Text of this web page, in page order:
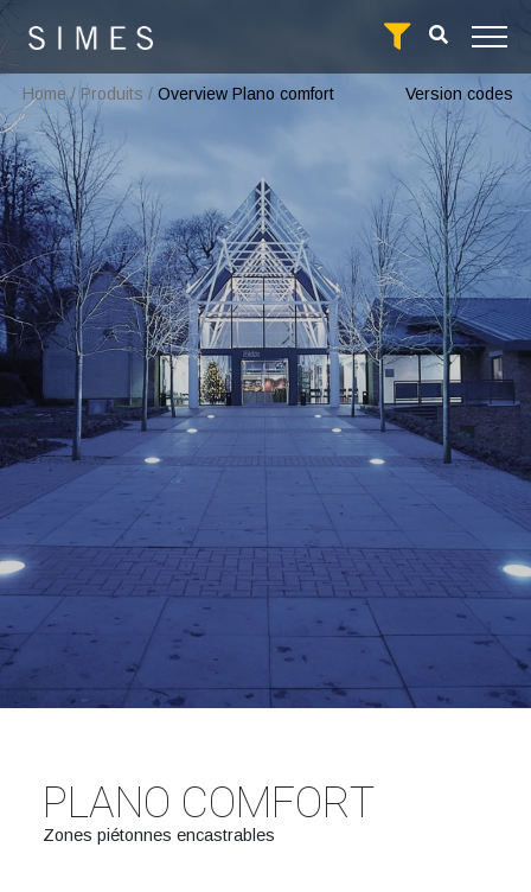
Home/ Produits / Overview Plano comfort Version codes
PLANO COMFORT
Zones piétonnes encastrables